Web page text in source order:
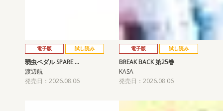
電子版 試し読み
弱虫ペダル SPARE …
渡辺航
発売日：2026.08.06
電子版 試し読み
BREAK BACK 第25巻
KASA
発売日：2026.08.06